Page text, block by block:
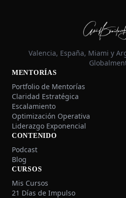
Valencia, España, Miami y
MENTORÍAS
Portfolio de Mentorías
Claridad Estratégica
Escalamiento
Optimización Operativa
Liderazgo Exponencial
CONTENIDO
Podcast
Blog
CURSOS
Mis Cursos
21 Días de Impulso